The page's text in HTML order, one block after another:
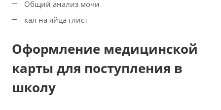
Общий анализ мочи
кал на яйца глист
Оформление медицинской
карты для поступления в
школу